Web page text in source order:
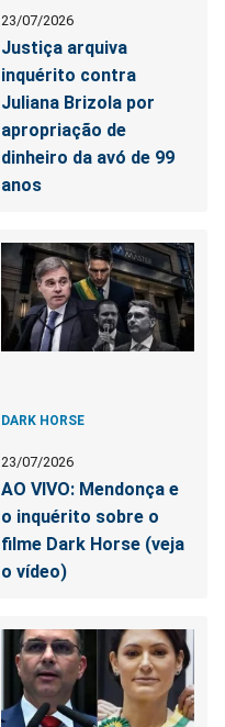
23/07/2026
Justiça arquiva
inquérito contra
Juliana Brizola por
apropriação de
dinheiro da avó de 99
anos
DARK HORSE
23/07/2026
AO VIVO: Mendonça e
o inquérito sobre o
filme Dark Horse (veja
o vídeo)